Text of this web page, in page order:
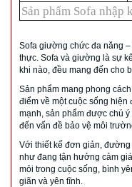
Sản phẩm Sofa
Sofa giường chức đa năng
thực. Sofa và giường là sự
khi nào, đều mang đến cho
Sản phẩm mang phong
điểm về một cuộc sống
mạnh, sản phẩm được chú
đến vấn đề bảo vệ môi
Với thiết kế đơn giản,
như đang tận hưởng cảm
mỏi trong cuộc sống, bình
giãn và yên tĩnh.